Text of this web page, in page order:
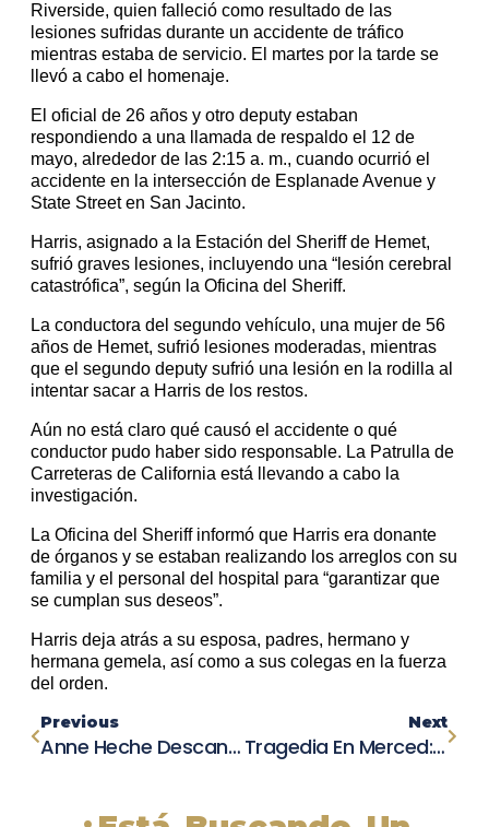
Riverside, quien falleció como resultado de las
lesiones sufridas durante un accidente de tráfico
mientras estaba de servicio. El martes por la tarde se
llevó a cabo el homenaje.
El oficial de 26 años y otro deputy estaban
respondiendo a una llamada de respaldo el 12 de
mayo, alrededor de las 2:15 a. m., cuando ocurrió el
accidente en la intersección de Esplanade Avenue y
State Street en San Jacinto.
Harris, asignado a la Estación del Sheriff de Hemet,
sufrió graves lesiones, incluyendo una “lesión cerebral
catastrófica”, según la Oficina del Sheriff.
La conductora del segundo vehículo, una mujer de 56
años de Hemet, sufrió lesiones moderadas, mientras
que el segundo deputy sufrió una lesión en la rodilla al
intentar sacar a Harris de los restos.
Aún no está claro qué causó el accidente o qué
conductor pudo haber sido responsable. La Patrulla de
Carreteras de California está llevando a cabo la
investigación.
La Oficina del Sheriff informó que Harris era donante
de órganos y se estaban realizando los arreglos con su
familia y el personal del hospital para “garantizar que
se cumplan sus deseos”.
Harris deja atrás a su esposa, padres, hermano y
hermana gemela, así como a sus colegas en la fuerza
del orden.
Previous
Anne Heche Descansa En Paz En Su Lugar Final De Reposo En El Hollywood Forever Cemetery
Next
Tragedia En Merced: Persona Muere En Fatal Accidente De Un Solo Vehículo